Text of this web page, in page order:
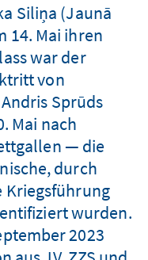
Siliņa (Jaunā
14. Mai ihren
war der
von
Sprūds
Mai nach
— die
durch
Kriegsführung
wurden.
2023